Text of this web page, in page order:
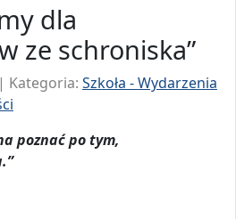
dla
ze schroniska”
Kategoria: Szkoła - Wydarzenia
poznać po tym,